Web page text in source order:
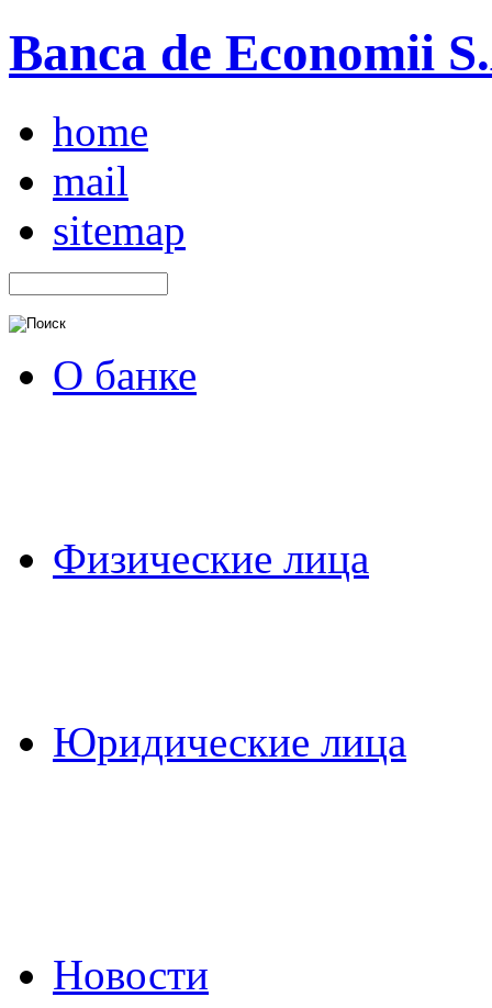
Banca de Economii
home
mail
sitemap
О банке
Физические лица
Юридические лица
Новости